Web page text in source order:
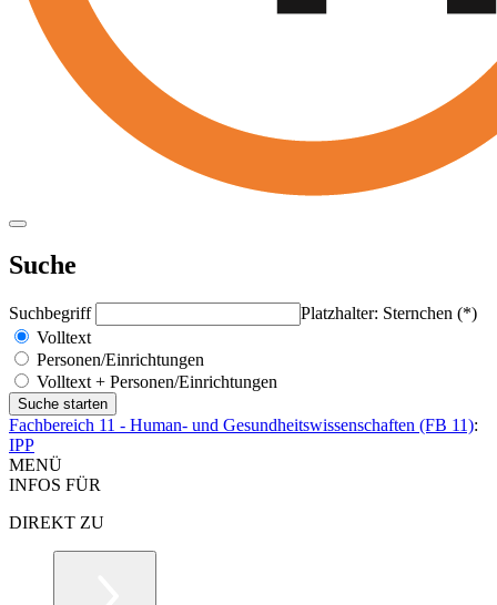
Suche
Suchbegriff
Platzhalter: Sternchen (*)
Volltext
Personen/Einrichtungen
Volltext + Personen/Einrichtungen
Fachbereich 11 - Human- und Gesundheitswissenschaften (FB 11):
IPP
MENÜ
INFOS FÜR
DIREKT ZU